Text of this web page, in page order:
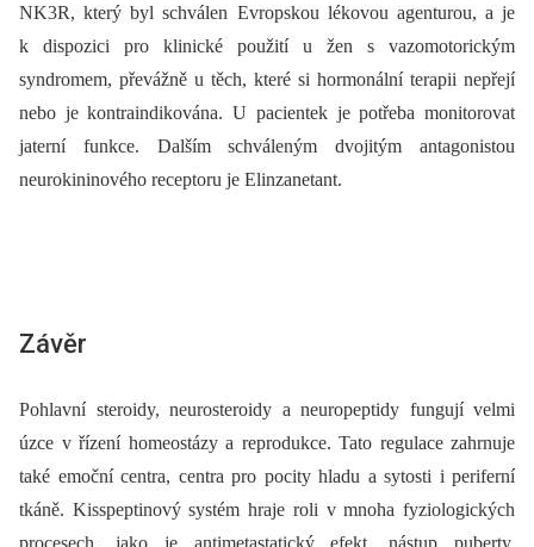
NK3R, který byl schválen Evropskou lékovou agenturou, a je
k dispozici pro klinické použití u žen s vazomotorickým
syndromem, převážně u těch, které si hormonální terapii nepřejí
nebo je kontraindikována. U pacientek je potřeba monitorovat
jaterní funkce. Dalším schváleným dvojitým antagonistou
neurokininového receptoru je Elinzanetant.
Závěr
Pohlavní steroidy, neurosteroidy a neuropeptidy fungují velmi
úzce v řízení homeostázy a reprodukce. Tato regulace zahrnuje
také emoční centra, centra pro pocity hladu a sytosti i periferní
tkáně. Kisspeptinový systém hraje roli v mnoha fyziologických
procesech, jako je antimetastatický efekt, nástup puberty,